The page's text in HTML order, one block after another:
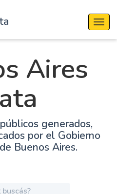
Aires
generados,
por el Gobierno
Buenos Aires.